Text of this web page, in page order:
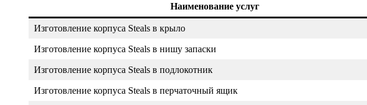
Наименование услуг
Изготовление корпуса Steals в крыло
Изготовление корпуса Steals в нишу запаски
Изготовление корпуса Steals в подлокотник
Изготовление корпуса Steals в перчаточный ящик